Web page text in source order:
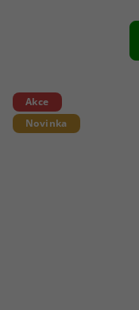
Akce
Novinka